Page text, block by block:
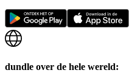
dundle over de hele wereld: